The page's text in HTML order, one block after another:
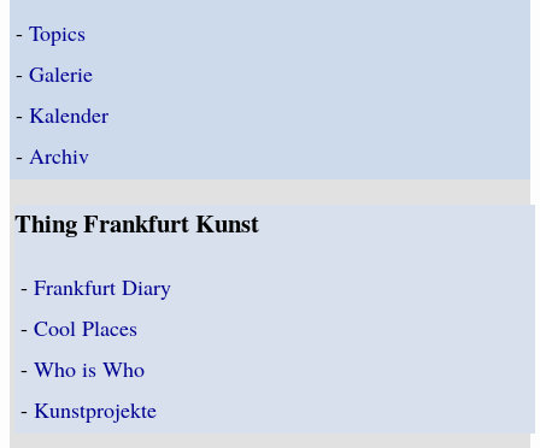
- Topics
- Galerie
- Kalender
- Archiv
Thing Frankfurt Kunst
-Frankfurt Diary
-Cool Places
-Who is Who
-Kunstprojekte